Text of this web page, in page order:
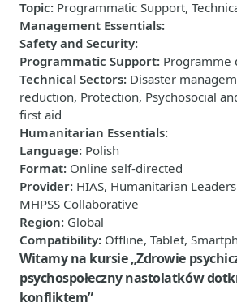
Topic: Programmatic Support,
Management Essentials:
Safety and Security:
Programmatic Support: Programme
Technical Sectors: Disaster
reduction, Protection, Psychosocial
first aid
Humanitarian Essentials:
Language: Polish
Format: Online self-directed
Provider: HIAS, Humanitarian
MHPSS Collaborative
Region: Global
Compatibility: Offline, Tablet,
Witamy na kursie „Zdrowie
psychospołeczny nastolatków
konfliktem”